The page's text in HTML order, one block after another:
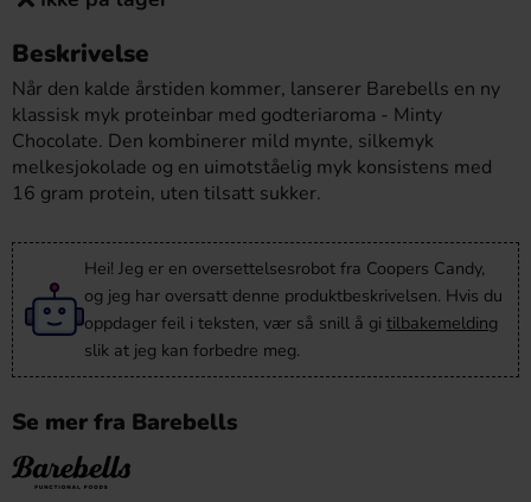
Beskrivelse
Når den kalde årstiden kommer, lanserer Barebells en ny
klassisk myk proteinbar med godteriaroma - Minty
Chocolate. Den kombinerer mild mynte, silkemyk
melkesjokolade og en uimotståelig myk konsistens med
16 gram protein, uten tilsatt sukker.
Hei! Jeg er en oversettelsesrobot fra Coopers Candy,
og jeg har oversatt denne produktbeskrivelsen. Hvis du
oppdager feil i teksten, vær så snill å gi tilbakemelding
slik at jeg kan forbedre meg.
Se mer fra Barebells